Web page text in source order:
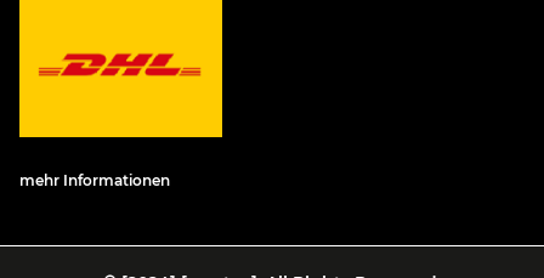
mehr Informationen